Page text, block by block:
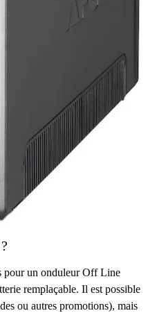
pour un onduleur Off Line
remplaçable. Il est possible
ou autres promotions), mais